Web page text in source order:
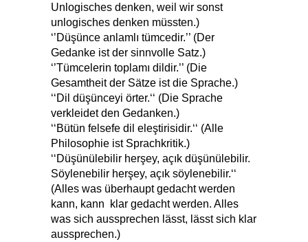
Unlogisches denken, weil wir sonst
unlogisches denken müssten.)
‘’Düşünce anlamlı tümcedir.’’ (Der
Gedanke ist der sinnvolle Satz.)
‘’Tümcelerin toplamı dildir.’’ (Die
Gesamtheit der Sätze ist die Sprache.)
‘‘Dil düşünceyi örter.‘‘ (Die Sprache
verkleidet den Gedanken.)
‘‘Bütün felsefe dil eleştirisidir.‘‘ (Alle
Philosophie ist Sprachkritik.)
‘‘Düşünülebilir herşey, açık düşünülebilir.
Söylenebilir herşey, açık söylenebilir.‘‘
(Alles was überhaupt gedacht werden
kann, kann klar gedacht werden. Alles
was sich aussprechen lässt, lässt sich klar
aussprechen.)